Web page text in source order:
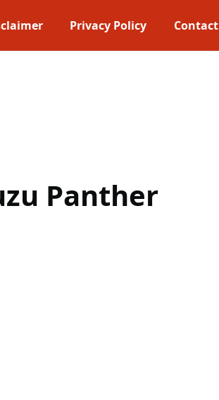
Privacy Policy Contact
Panther